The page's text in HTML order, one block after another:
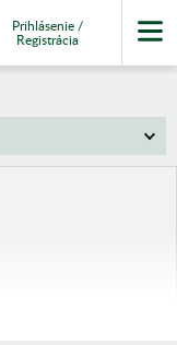
Prihlásenie /
Registrácia